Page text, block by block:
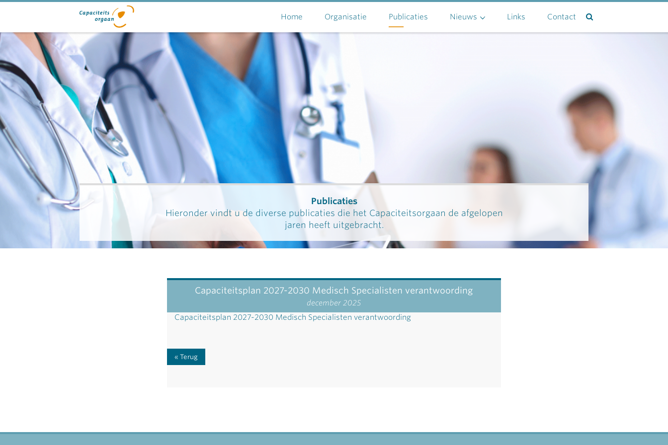
Home Organisatie Publicaties Nieuws Links Contact
Publicaties
Hieronder vindt u de diverse publicaties die het Capaciteitsorgaan de afgelopen
jaren heeft uitgebracht.
Capaciteitsplan 2027-2030 Medisch Specialisten verantwoording
december 2025
Capaciteitsplan 2027-2030 Medisch Specialisten verantwoording
Terug